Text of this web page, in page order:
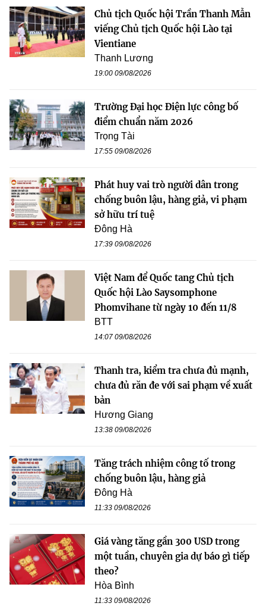
Chủ tịch Quốc hội Trần Thanh Mẫn
viếng Chủ tịch Quốc hội Lào tại
Vientiane
Thanh Lương
19:00 09/08/2026
Trường Đại học Điện lực công bố
điểm chuẩn năm 2026
Trọng Tài
17:55 09/08/2026
Phát huy vai trò người dân trong
chống buôn lậu, hàng giả, vi phạm
sở hữu trí tuệ
Đông Hà
17:39 09/08/2026
Việt Nam để Quốc tang Chủ tịch
Quốc hội Lào Saysomphone
Phomvihane từ ngày 10 đến 11/8
BTT
14:07 09/08/2026
Thanh tra, kiểm tra chưa đủ mạnh,
chưa đủ răn đe với sai phạm về xuất
bản
Hương Giang
13:38 09/08/2026
Tăng trách nhiệm công tố trong
chống buôn lậu, hàng giả
Đông Hà
11:33 09/08/2026
Giá vàng tăng gần 300 USD trong
một tuần, chuyên gia dự báo gì tiếp
theo?
Hòa Bình
11:33 09/08/2026